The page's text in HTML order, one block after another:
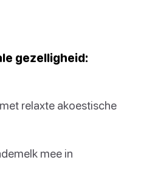
gezelligheid:
relaxte akoestische
mee in